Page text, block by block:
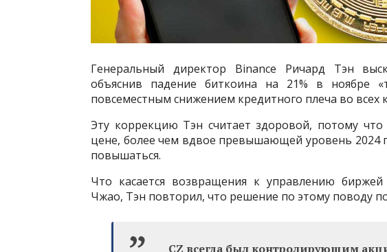
Генеральный директор Binance Ричард Тэн
объяснив падение биткоина на 21% в ноябре
повсеместным снижением кредитного плеча во всех
Эту коррекцию Тэн считает здоровой, потому
цене, более чем вдвое превышающей уровень 2024
повышаться.
Что касается возвращения к управлению
Чжао, Тэн повторил, что решение по этому поводу
CZ всегда был контролирующим